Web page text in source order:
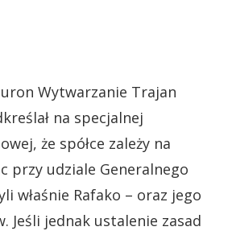
Wytwarzanie Trajan
na specjalnej
że spółce zależy na
przy udziale Generalnego
właśnie Rafako – oraz jego
Jeśli jednak ustalenie zasad